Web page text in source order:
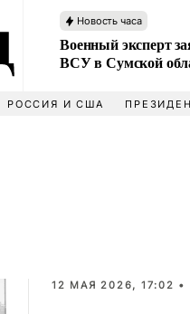
Новость часа
Военный эксперт
ВСУ в Сумской
РОССИЯ И США
12 МАЯ 2026, 17:02 •